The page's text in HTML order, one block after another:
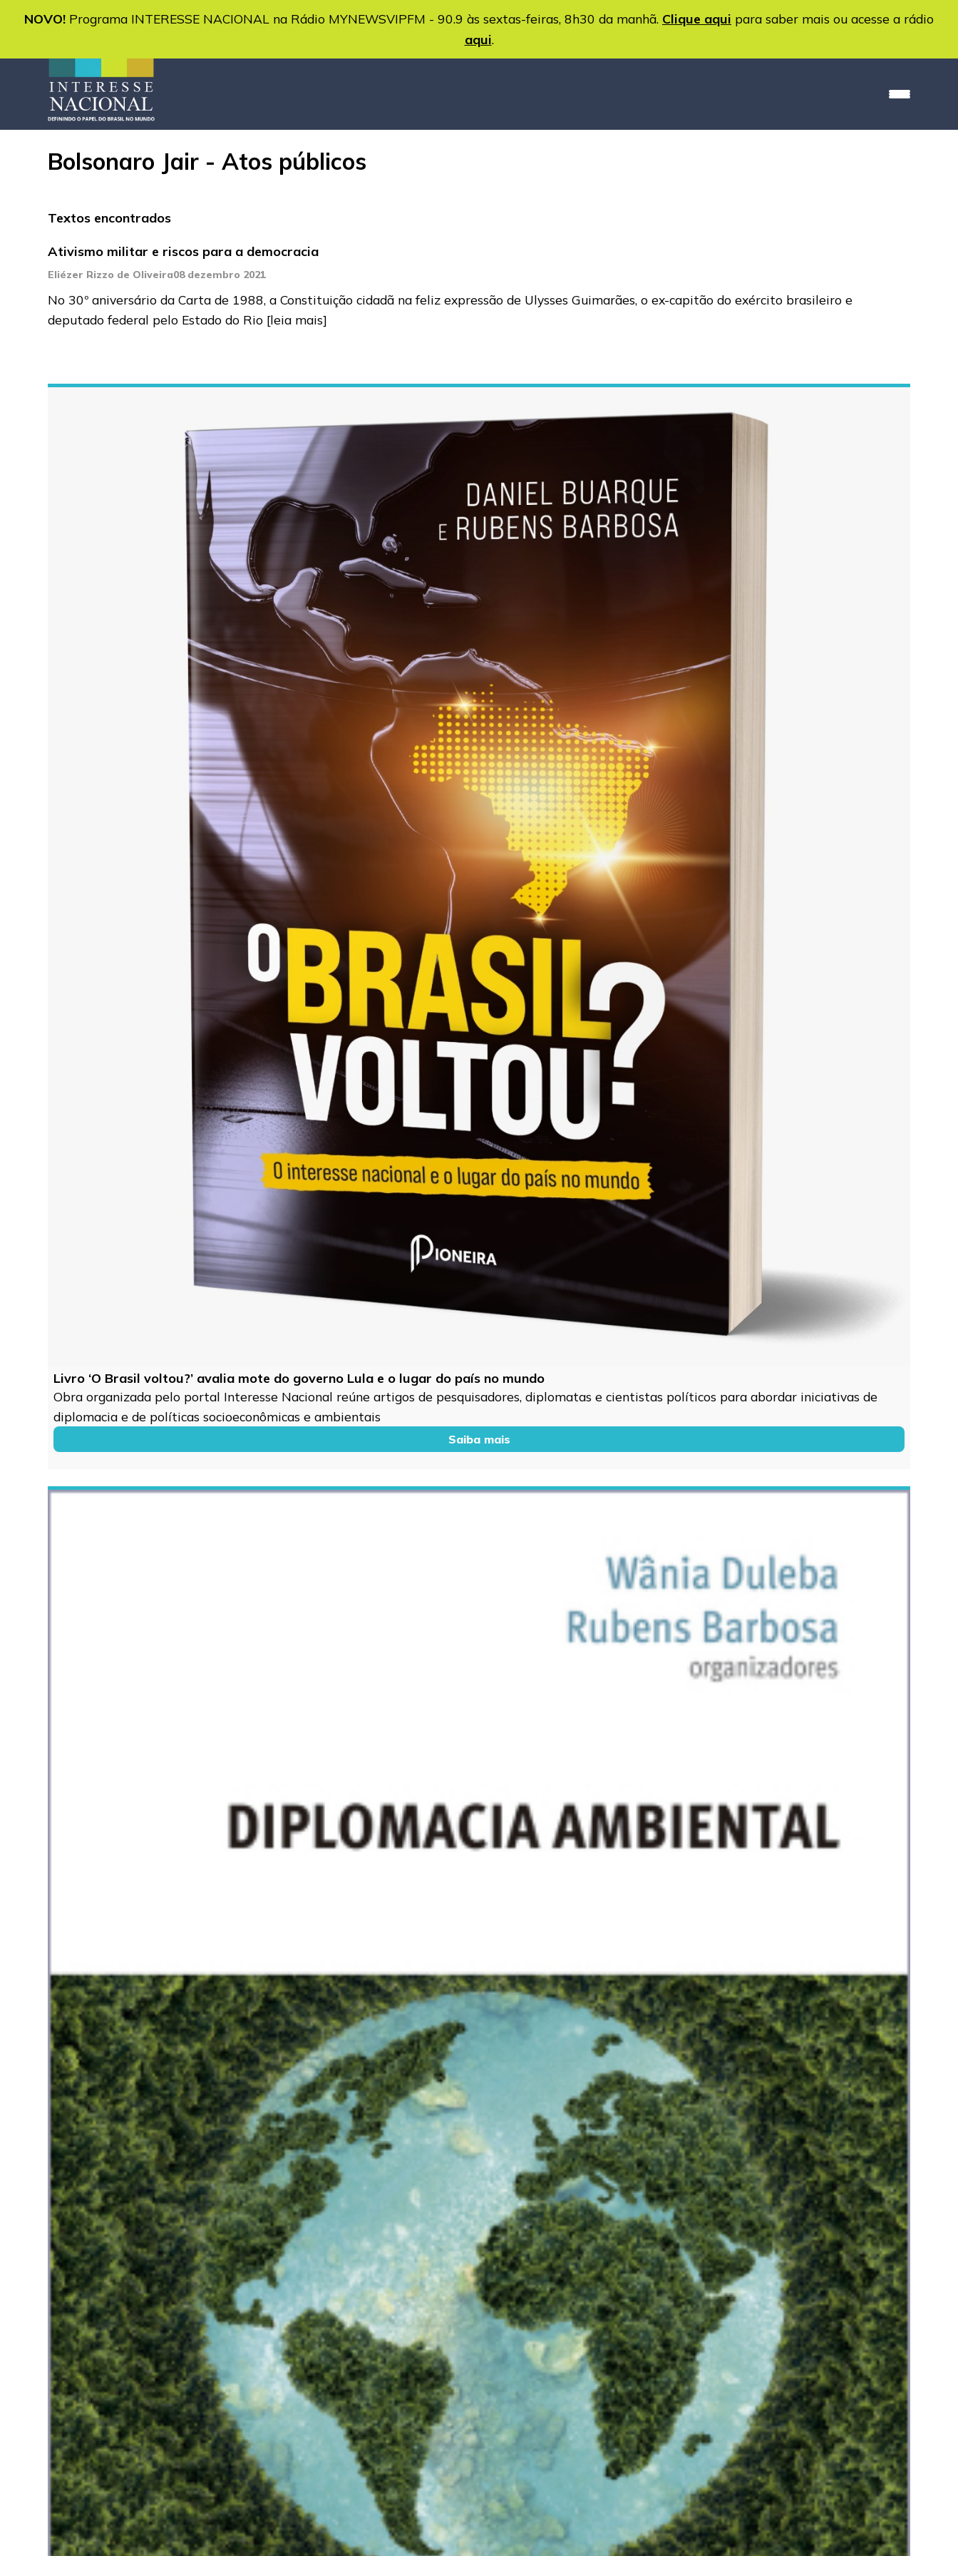
NOVO! Programa INTERESSE NACIONAL na Rádio MYNEWSVIPFM - 90.9 às sextas-feiras, 8h30 da manhã. Clique aqui para saber mais ou acesse a rádio
aqui.
Bolsonaro Jair - Atos públicos
Textos encontrados
Ativismo militar e riscos para a democracia
Eliézer Rizzo de Oliveira08 dezembro 2021
No 30º aniversário da Carta de 1988, a Constituição cidadã na feliz expressão de Ulysses Guimarães, o ex-capitão do exército brasileiro e
deputado federal pelo Estado do Rio [leia mais]
Livro ‘O Brasil voltou?’ avalia mote do governo Lula e o lugar do país no mundo
Obra organizada pelo portal Interesse Nacional reúne artigos de pesquisadores, diplomatas e cientistas políticos para abordar iniciativas de
diplomacia e de políticas socioeconômicas e ambientais
Saiba mais